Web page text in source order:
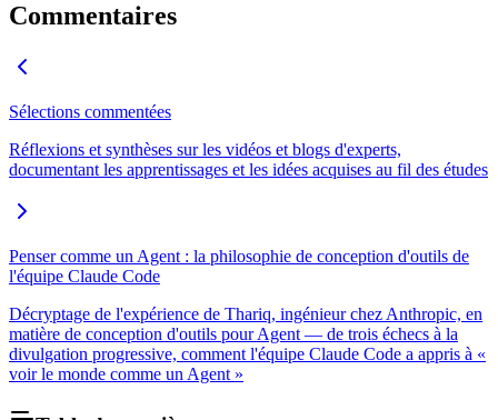
Commentaires
Sélections commentées
Réflexions et synthèses sur les vidéos et blogs d'experts,
documentant les apprentissages et les idées acquises au fil des études
Penser comme un Agent : la philosophie de conception d'outils de
l'équipe Claude Code
Décryptage de l'expérience de Thariq, ingénieur chez Anthropic, en
matière de conception d'outils pour Agent — de trois échecs à la
divulgation progressive, comment l'équipe Claude Code a appris à «
voir le monde comme un Agent »